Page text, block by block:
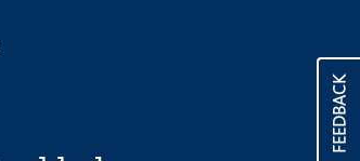
FEEDBACK